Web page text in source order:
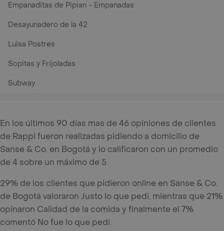
Empanaditas de Pipian - Empanadas
Desayunadero de la 42
Luisa Postres
Sopitas y Frijoladas
Subway
En los últimos 90 días mas de 46 opiniones de clientes
de Rappi fueron realizadas pidiendo a domicilio de
Sanse & Co. en Bogotá y lo calificaron con un promedio
de 4 sobre un máximo de 5.
29% de los clientes que pidieron online en Sanse & Co.
de Bogotá valoraron Justo lo que pedí, mientras que 21%
opinaron Calidad de la comida y finalmente el 7%
comentó No fue lo que pedí.